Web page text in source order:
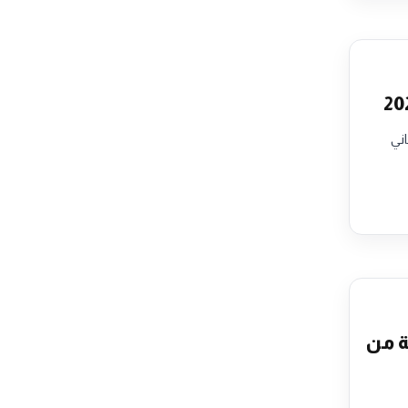
من